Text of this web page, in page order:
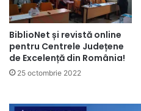
BiblioNet și revistă online
pentru Centrele Județene
de Excelență din România!
25 octombrie 2022